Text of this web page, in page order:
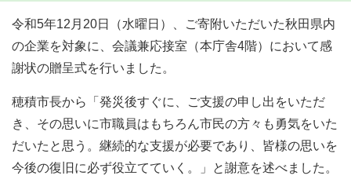
令和5年12月20日（水曜日）、ご寄附いただいた秋田県内
の企業を対象に、会議兼応接室（本庁舎4階）において感
謝状の贈呈式を行いました。
穂積市長から「発災後すぐに、ご支援の申し出をいただ
き、その思いに市職員はもちろん市民の方々も勇気をいた
だいたと思う。継続的な支援が必要であり、皆様の思いを
今後の復旧に必ず役立てていく。」と謝意を述べました。